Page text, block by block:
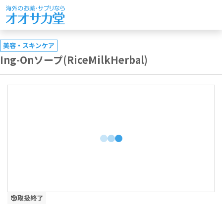
美容・スキンケア
Ing-Onソープ(RiceMilkHerbal)
取扱終了